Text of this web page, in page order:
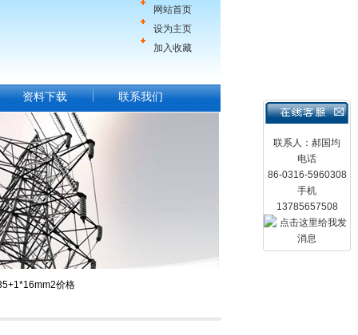
网站首页
设为主页
加入收藏
联系人：郝国均
电话
86-0316-5960308
手机
13785657508
资料下载 联系我们
价格